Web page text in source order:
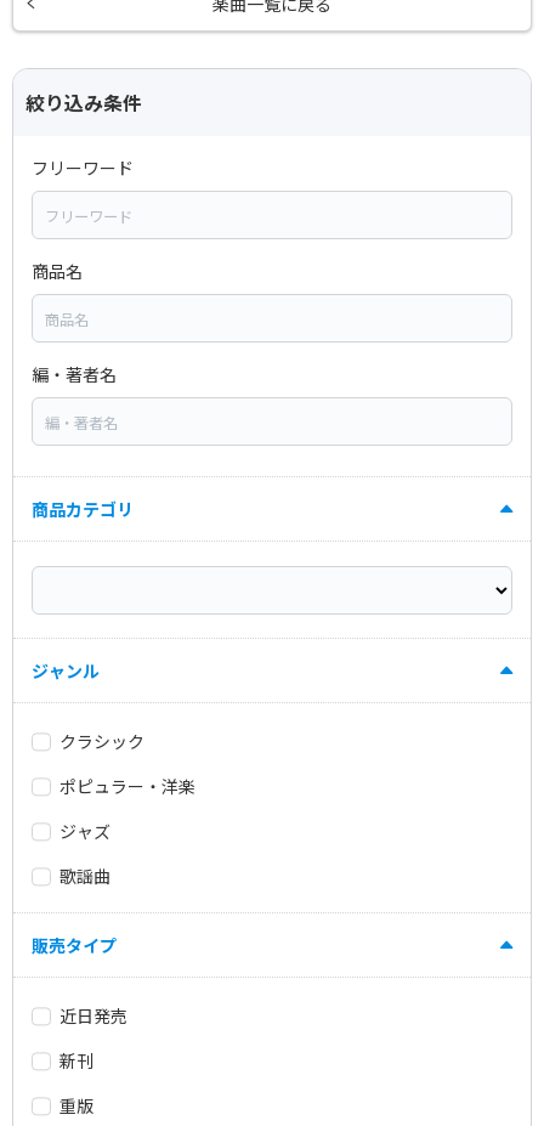
絞り込み条件
フリーワード
商品名
編・著者名
商品カテゴリ
ジャンル
クラシック
ポピュラー・洋楽
ジャズ
歌謡曲
販売タイプ
近日発売
新刊
重版